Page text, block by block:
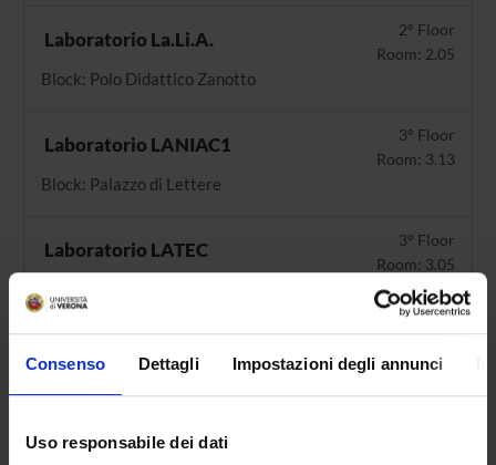
Consenso Dettagli Impostazioni degli annunci
Uso responsabile dei dati
Laboratorio La.Li.A.
2° Floor
Room: 2.05
Block: Polo Didattico Zanotto
Laboratorio LANIAC1
3° Floor
Room: 3.13
Block: Palazzo di Lettere
Laboratorio LATEC
3° Floor
Room: 3.05